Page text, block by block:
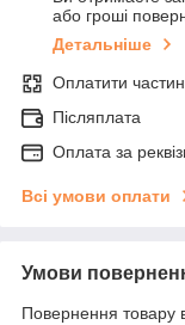
або гроші
Детальніше
Оплатити
Післяплата
Оплата за
Всі умови оплати
Умови
Повернення товару